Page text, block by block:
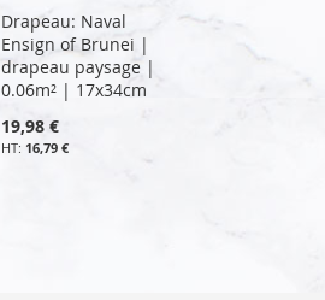
Drapeau: Naval
Ensign of Brunei |
drapeau paysage |
0.06m² | 17x34cm
19,98 €
16,79 €